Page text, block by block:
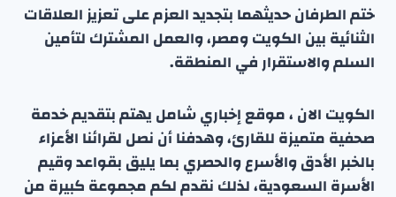
ختم الطرفان حديثهما بتجديد العزم على تعزيز العلاقات
الثنائية بين الكويت ومصر، والعمل المشترك لتأمين
السلم والاستقرار في المنطقة.
الكويت الان ، موقع إخباري شامل يهتم بتقديم خدمة
صحفية متميزة للقارئ، وهدفنا أن نصل لقرائنا الأعزاء
بالخبر الأدق والأسرع والحصري بما يليق بقواعد وقيم
الأسرة السعودية، لذلك نقدم لكم مجموعة كبيرة من